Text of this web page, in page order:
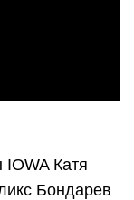
Катя
Бондарев